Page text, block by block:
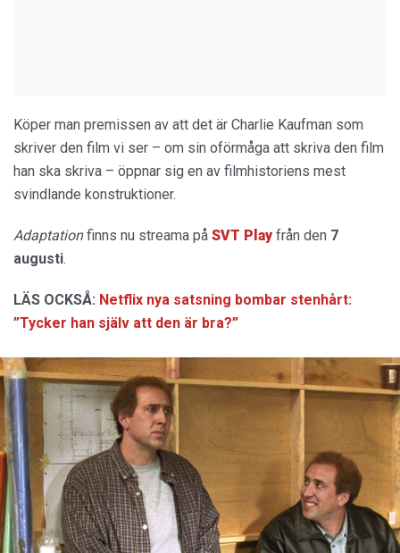
Köper man premissen av att det är Charlie Kaufman som
skriver den film vi ser – om sin oförmåga att skriva den film
han ska skriva – öppnar sig en av filmhistoriens mest
svindlande konstruktioner.
Adaptationfinns nu streama på SVT Playfrån den 7
augusti.
LÄS OCKSÅ: Netflix nya satsning bombar stenhårt:
”Tycker han själv att den är bra?”